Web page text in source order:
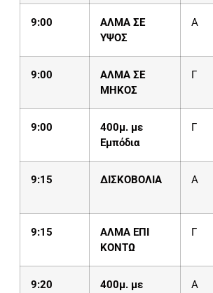
9:00
ΑΛΜΑ ΣΕ
ΥΨΟΣ
Α
9:00
ΑΛΜΑ ΣΕ
ΜΗΚΟΣ
Γ
9:00
400μ. με
Εμπόδια
Γ
9:15 ΔΙΣΚΟΒΟΛΙΑ Α
9:15
ΑΛΜΑ ΕΠΙ
ΚΟΝΤΩ
Γ
9:20
400μ. με
Α